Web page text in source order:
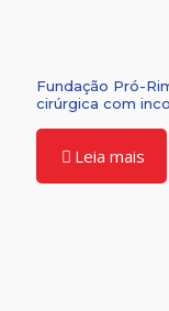
Fundação Pró-
cirúrgica com
Leia mais